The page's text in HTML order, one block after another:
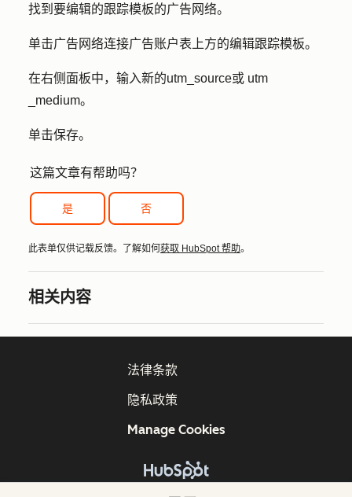
找到要编辑的跟踪模板的广告网络。
单击广告网络连接广告账户表上方的编辑跟踪模板。
在右侧面板中，输入新的utm_source或 utm
_medium。
单击保存。
这篇文章有帮助吗？
是 否
此表单仅供记载反馈。了解如何 获取 HubSpot 帮助。
相关内容
法律条款
隐私政策
Manage Cookies